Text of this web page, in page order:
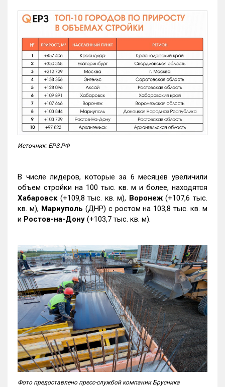
Источник: ЕРЗ.РФ
В числе лидеров, которые за 6 месяцев увеличили
объем стройки на 100 тыс. кв. м и более, находятся
Хабаровск (+109,8 тыс. кв. м), Воронеж(+107,6 тыс.
кв. м), Мариуполь (ДНР) с ростом на 103,8 тыс. кв. м
и Ростов-на-Дону (+103,7 тыс. кв. м).
Фото предоставлено пресс-службой компании Брусника